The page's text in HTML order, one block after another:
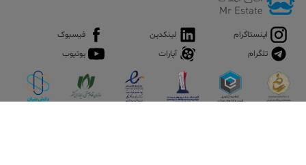
اینستاگرام لینکدین
فیسبوک
تلگرام
آپارات یوتیوب